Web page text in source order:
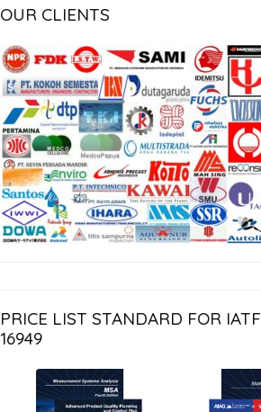
OUR CLIENTS
PRICE LIST STANDARD FOR IATF
16949